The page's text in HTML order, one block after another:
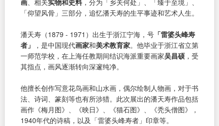
「仰望风骨」三部分，追忆潘天寿的生平事迹和艺术人生。
潘天寿（1879 - 1971）出生于浙江宁海，号 「雷婆头峰寿
者」
，是中国现代画家和美术教育家。他毕业于浙江省立第
一师范学校，在上海任教期间结识海派重要画家吴昌硕 ，受
其指点，画风逐渐转向深邃纯净。
他擅长创作写意花鸟画和山水画，偶尔绘制人物画，对于书
法、诗词、篆刻等也有所涉猎。此次展出的潘天寿作品包括
画作《梅月图》、《映日》、《猫石图》、《秃头僧图》，
1940年代的诗稿，以及「雷婆头峰寿者」印章等。